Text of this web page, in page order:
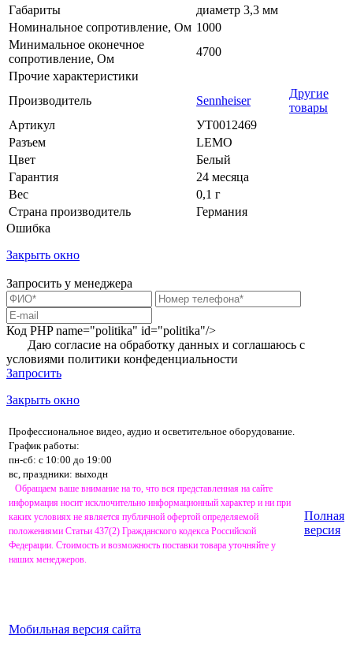
Габариты
диаметр 3,3 мм
Номинальное сопротивление, Ом 1000
Минимальное оконечное
сопротивление, Ом
4700
Прочие характеристики
Производитель
Sennheiser
Другие
товары
Артикул
УТ0012469
Разъем
LEMO
Цвет
Белый
Гарантия
24 месяца
Вес
0,1 г
Страна производитель
Германия
Ошибка
Закрыть окно
Запросить у менеджера
Код PHPname="politika" id="politika"/>
Даю согласие на обработку данных и соглашаюсь с
условиями политики конфеденциальности
Запросить
Закрыть окно
Профессиональное видео, аудио и осветительное оборудование.
График работы:
пн-сб: с 10:00 до 19:00
вс, праздники: выходн
Обращаем ваше внимание на то, что вся представленная на сайте
информация носит исключительно информационный характер и ни при
каких условиях не является публичной офертой определяемой
положениями Статьи 437(2) Гражданского кодекса Российской
Федерации. Стоимость и возможность поставки товара уточняйте у
наших менеджеров.
Мобильная версия сайта
Полная
версия